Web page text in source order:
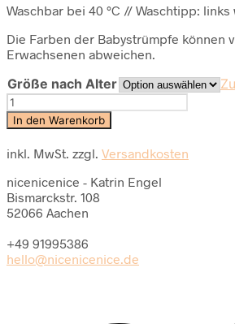
Waschbar bei 40 °C // Waschtipp: links
Die Farben der Babystrümpfe können
Erwachsenen abweichen.
Größe nach Alter
Baby-
Kindersocken
double
stripes
coral
sky
Menge
In den Warenkorb
inkl. MwSt. zzgl. Versandkosten
nicenicenice - Katrin Engel
Bismarckstr. 108
52066 Aachen
+49 91995386
hello@nicenicenice.de